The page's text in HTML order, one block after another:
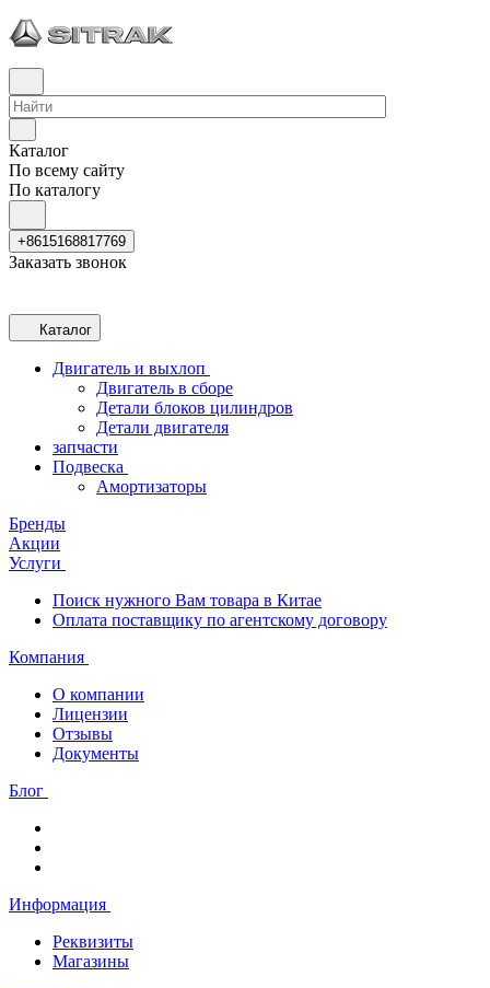
Каталог
По всему сайту
По каталогу
+8615168817769
Заказать звонок
Каталог
Двигатель и выхлоп
Двигатель в сборе
Детали блоков цилиндров
Детали двигателя
запчасти
Подвеска
Амортизаторы
Бренды
Акции
Услуги
Поиск нужного Вам товара в Китае
Оплата поставщику по агентскому договору
Компания
О компании
Лицензии
Отзывы
Документы
Блог
Информация
Реквизиты
Магазины